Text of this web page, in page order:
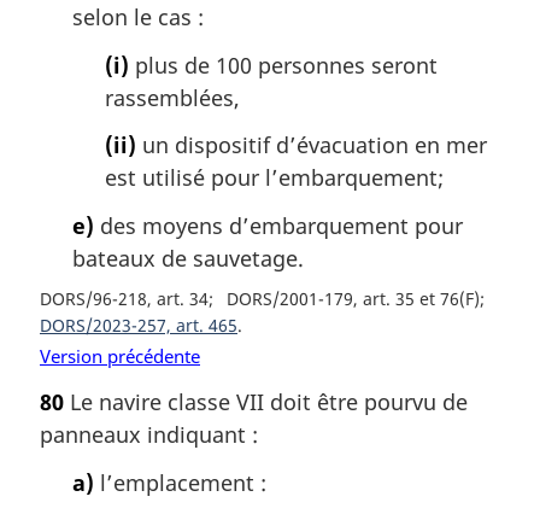
selon le cas :
(i) plus de 100 personnes seront
rassemblées,
(ii) un dispositif d’évacuation en mer
est utilisé pour l’embarquement;
e) des moyens d’embarquement pour
bateaux de sauvetage.
DORS/96-218, art. 34
DORS/2001-179, art. 35 et 76(F)
DORS/2023-257, art. 465
Version précédente
80 Le navire classe VII doit être pourvu de
panneaux indiquant :
a) l’emplacement :